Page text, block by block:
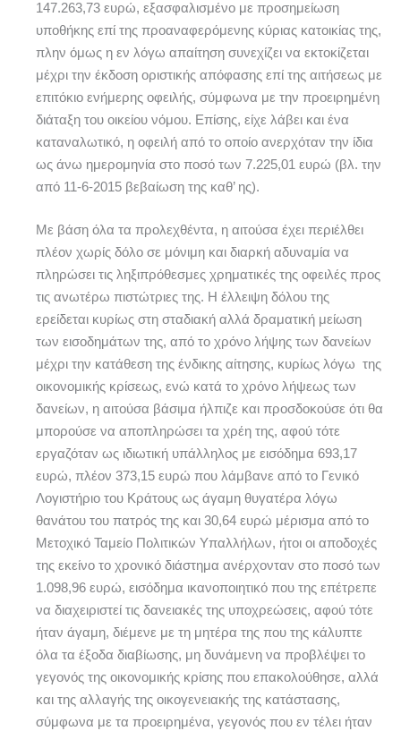
147.263,73 ευρώ, εξασφαλισμένο με προσημείωση
υποθήκης επί της προαναφερόμενης κύριας κατοικίας της,
πλην όμως η εν λόγω απαίτηση συνεχίζει να εκτοκίζεται
μέχρι την έκδοση οριστικής απόφασης επί της αιτήσεως με
επιτόκιο ενήμερης οφειλής, σύμφωνα με την προειρημένη
διάταξη του οικείου νόμου. Επίσης, είχε λάβει και ένα
καταναλωτικό, η οφειλή από το οποίο ανερχόταν την ίδια
ως άνω ημερομηνία στο ποσό των 7.225,01 ευρώ (βλ. την
από 11-6-2015 βεβαίωση της καθ’ ης).
Με βάση όλα τα προλεχθέντα, η αιτούσα έχει περιέλθει
πλέον χωρίς δόλο σε μόνιμη και διαρκή αδυναμία να
πληρώσει τις ληξιπρόθεσμες χρηματικές της οφειλές προς
τις ανωτέρω πιστώτριες της. Η έλλειψη δόλου της
ερείδεται κυρίως στη σταδιακή αλλά δραματική μείωση
των εισοδημάτων της, από το χρόνο λήψης των δανείων
μέχρι την κατάθεση της ένδικης αίτησης, κυρίως λόγω της
οικονομικής κρίσεως, ενώ κατά το χρόνο λήψεως των
δανείων, η αιτούσα βάσιμα ήλπιζε και προσδοκούσε ότι θα
μπορούσε να αποπληρώσει τα χρέη της, αφού τότε
εργαζόταν ως ιδιωτική υπάλληλος με εισόδημα 693,17
ευρώ, πλέον 373,15 ευρώ που λάμβανε από το Γενικό
Λογιστήριο του Κράτους ως άγαμη θυγατέρα λόγω
θανάτου του πατρός της και 30,64 ευρώ μέρισμα από το
Μετοχικό Ταμείο Πολιτικών Υπαλλήλων, ήτοι οι αποδοχές
της εκείνο το χρονικό διάστημα ανέρχονταν στο ποσό των
1.098,96 ευρώ, εισόδημα ικανοποιητικό που της επέτρεπε
να διαχειριστεί τις δανειακές της υποχρεώσεις, αφού τότε
ήταν άγαμη, διέμενε με τη μητέρα της που της κάλυπτε
όλα τα έξοδα διαβίωσης, μη δυνάμενη να προβλέψει το
γεγονός της οικονομικής κρίσης που επακολούθησε, αλλά
και της αλλαγής της οικογενειακής της κατάστασης,
σύμφωνα με τα προειρημένα, γεγονός που εν τέλει ήταν